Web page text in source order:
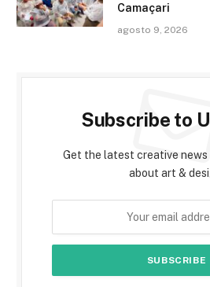
Camaçari
agosto 9, 2026
Subscribe to
Get the latest creative
about art &